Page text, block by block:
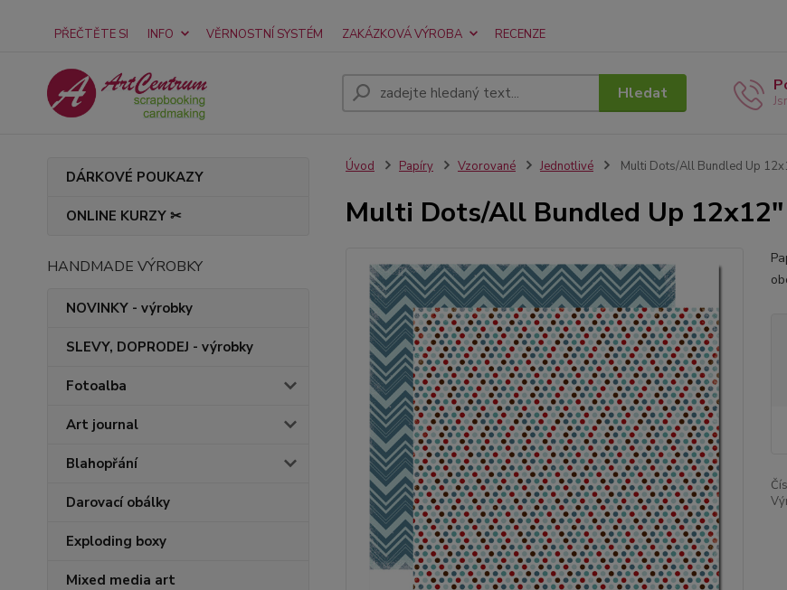
PŘEČTĚTE SI INFO VĚRNOSTNÍ SYSTÉM ZAKÁZKOVÁ VÝROBA RECENZE
Hledat
DÁRKOVÉ POUKAZY
ONLINE KURZY ✂
HANDMADE VÝROBKY
NOVINKY - výrobky
SLEVY, DOPRODEJ - výrobky
Fotoalba
Art journal
Blahopřání
Darovací obálky
Exploding boxy
Mixed media art
Úvod Papíry Vzorované Jednotlivé Multi Dots/All Bundled Up
Multi Dots/All Bundled Up 12x12"